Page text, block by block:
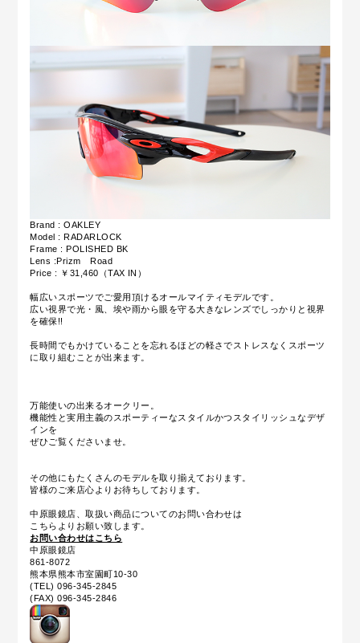
Brand : OAKLEY
Model : RADARLOCK
Frame : POLISHED BK
Lens :Prizm Road
Price : ￥31,460 （TAX IN）
幅広いスポーツでご愛用頂けるオールマイティモデルです。
広い視界で光・風、埃や雨から眼を守る大きなレンズでしっかりと視界
を確保!!
長時間でもかけていることを忘れるほどの軽さでストレスなくスポーツ
に取り組むことが出来ます。
万能使いの出来るオークリー。
機能性と実用主義のスポーティーなスタイルかつスタイリッシュなデザ
インを
ぜひご覧くださいませ。
その他にもたくさんのモデルを取り揃えております。
皆様のご来店心よりお待ちしております。
中原眼鏡店、取扱い商品についてのお問い合わせは
こちらよりお願い致します。
お問い合わせはこちら
中原眼鏡店
861-8072
熊本県熊本市室園町10-30
(TEL) 096-345-2845
(FAX) 096-345-2846